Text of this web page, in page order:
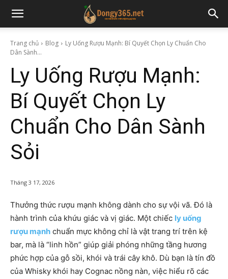
Trang chủ Blog
Ly Uống Rượu Mạnh: Bí Quyết Chọn Ly Chuẩn Cho
Dân Sành...
Ly Uống Rượu Mạnh:
Bí Quyết Chọn Ly
Chuẩn Cho Dân Sành
Sỏi
Tháng 3 17, 2026
Thưởng thức rượu mạnh không dành cho sự vội vã. Đó là
hành trình của khứu giác và vị giác. Một chiếc ly uống
rượu mạnh chuẩn mực không chỉ là vật trang trí trên kệ
bar, mà là “linh hồn” giúp giải phóng những tầng hương
phức hợp của gỗ sồi, khói và trái cây khô. Dù bạn là tín đồ
của Whisky khói hay Cognac nồng nàn, việc hiểu rõ các